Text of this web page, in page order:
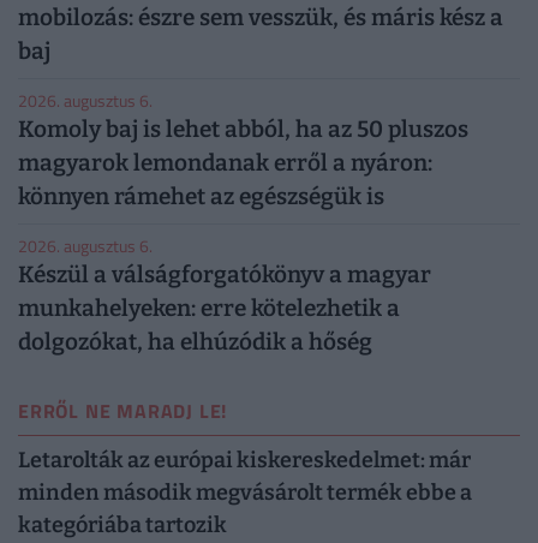
mobilozás: észre sem vesszük, és máris kész a
baj
2026. augusztus 6.
Komoly baj is lehet abból, ha az 50 pluszos
magyarok lemondanak erről a nyáron:
könnyen rámehet az egészségük is
2026. augusztus 6.
Készül a válságforgatókönyv a magyar
munkahelyeken: erre kötelezhetik a
dolgozókat, ha elhúzódik a hőség
ERRŐL NE MARADJ LE!
Letarolták az európai kiskereskedelmet: már
minden második megvásárolt termék ebbe a
kategóriába tartozik